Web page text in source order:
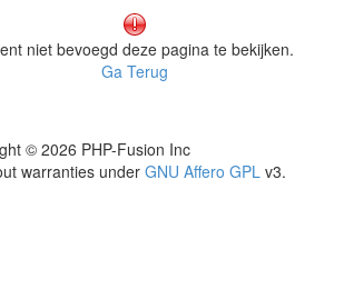
niet bevoegd deze pagina te bekijken.
Ga Terug
© 2026 PHP-Fusion Inc
warranties under GNU Affero GPL v3.